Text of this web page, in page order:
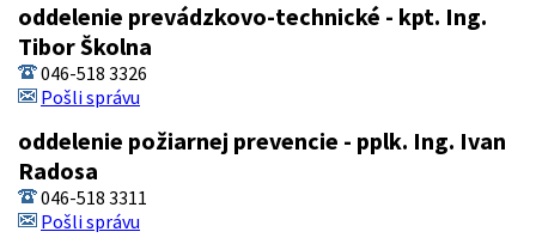
oddelenie prevádzkovo-technické - kpt. Ing.
Tibor Školna
046-518 3326
Pošli správu
oddelenie požiarnej prevencie - pplk. Ing. Ivan
Radosa
046-518 3311
Pošli správu